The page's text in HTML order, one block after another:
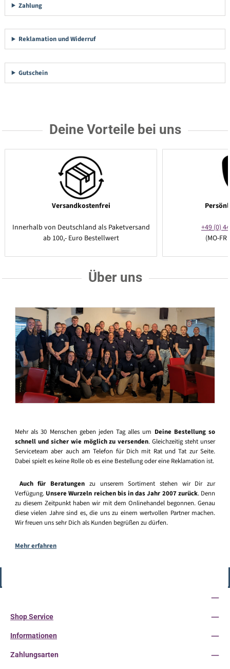
Zahlung
Reklamation und Widerruf
Gutschein
Deine Vorteile bei uns
Versandkostenfrei
Innerhalb von Deutschland als Paketversand
ab 100,- Euro Bestellwert
+49 (0)
(MO-
Über uns
Mehr als 30 Menschen geben jeden Tag alles um Deine Bestellung so
schnell und sicher wie möglich zu versenden. Gleichzeitig steht unser
Serviceteam aber auch am Telefon für Dich mit Rat und Tat zur Seite.
Dabei spielt es keine Rolle ob es eine Bestellung oder eine Reklamation ist.
Auch für Beratungen zu unserem Sortiment stehen wir Dir zur
Verfügung. Unsere Wurzeln reichen bis in das Jahr 2007 zurück. Denn
zu diesem Zeitpunkt haben wir mit dem Onlinehandel begonnen. Genau
diese vielen Jahre sind es, die uns zu einem wertvollen Partner machen.
Wir freuen uns sehr Dich als Kunden begrüßen zu dürfen.
Mehr erfahren
Shop Service
Informationen
Zahlungsarten